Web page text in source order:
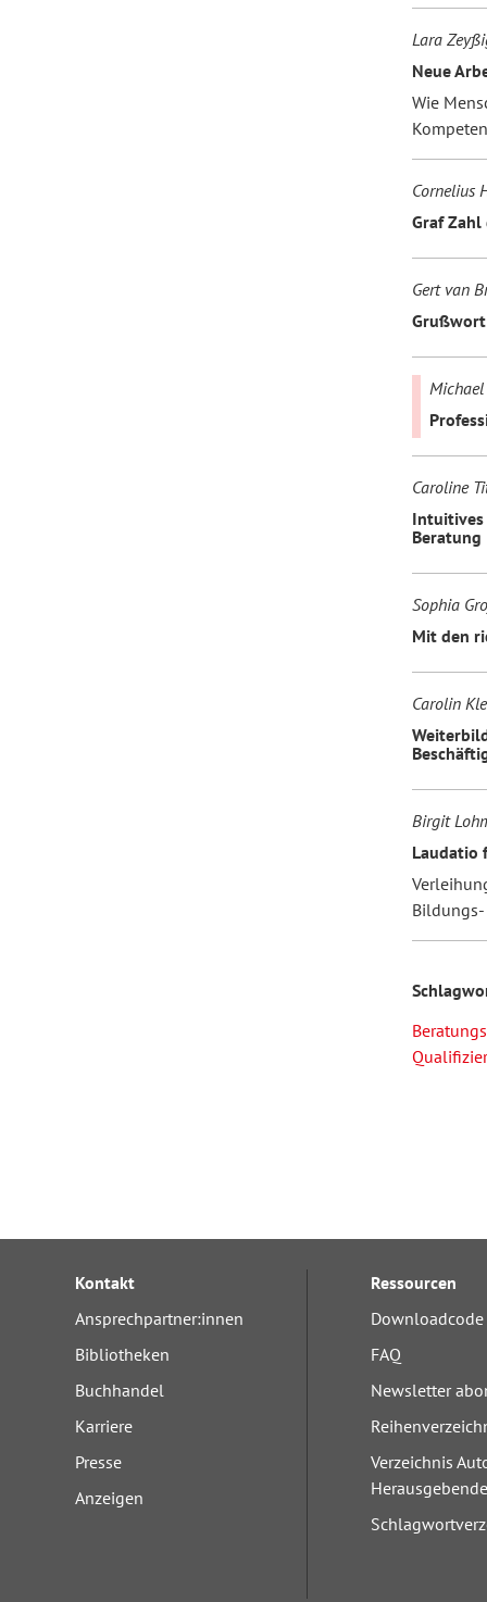
Lara
Neue
Wie
Cornelius
Graf
Gert van
Grußwort
Michael
Caroline
Intuitives
Beratung
Sophia
Mit den
Carolin
Birgit
Laudatio
Bildungs-
Kontakt
Ansprechpartner:innen
Bibliotheken
Buchhandel
Karriere
Presse
Anzeigen
Ressourcen
FAQ
Newsletter
Verzeichnis
Herausgebende